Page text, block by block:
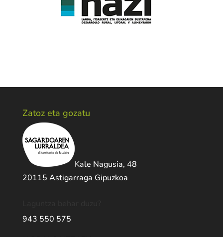
Zatoz eta gozatu
Kale Nagusia, 48
20115 Astigarraga Gipuzkoa
943 550 575